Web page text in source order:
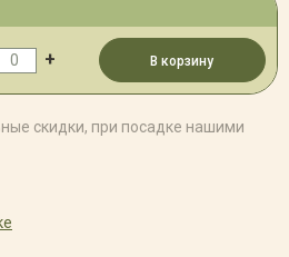
+ В корзину
скидки, при посадке нашими